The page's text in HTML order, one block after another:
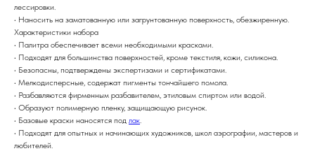
лессировки.
• Наносить на заматованную или загрунтованную поверхность, обезжиренную.
Характеристики набора
• Палитра обеспечивает всеми необходимыми красками.
• Подходят для большинства поверхностей, кроме текстиля, кожи, силикона.
• Безопасны, подтверждены экспертизами и сертификатами.
• Мелкодисперсные, содержат пигменты тончайшего помола.
• Разбавляются фирменным разбавителем, этиловым спиртом или водой.
• Образуют полимерную пленку, защищающую рисунок.
• Базовые краски наносятся под лак.
• Подходят для опытных и начинающих художников, школ аэрографии, мастеров и
любителей.